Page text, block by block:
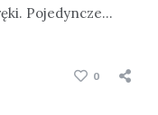
Pojedyncze…
0